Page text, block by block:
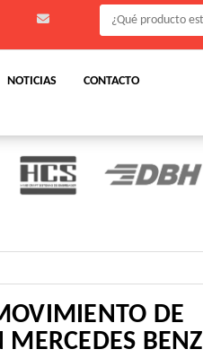
NOTICIAS CONTACTO
DE
MERCEDES BENZ